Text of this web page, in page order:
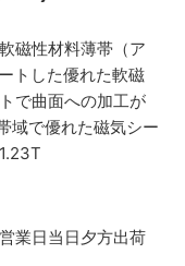
磁性材料薄帯（ア
トした優れた軟磁
で曲面への加工が
域で優れた磁気シー
業日当日夕方出荷